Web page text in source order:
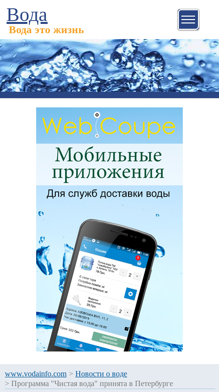
Вода
Вода это жизнь
www.vodainfo.com > Новости о воде
> Программа "Чистая вода" принята в Петербурге